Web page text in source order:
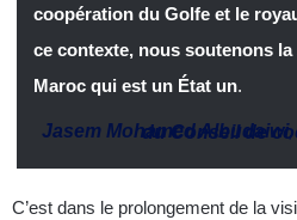
coopération du Golfe et le
ce contexte, nous soutenons
Maroc qui est un État un.
Jasem Mohamed Albudaiwi,
Secrétaire général du
C’est dans le prolongement de la